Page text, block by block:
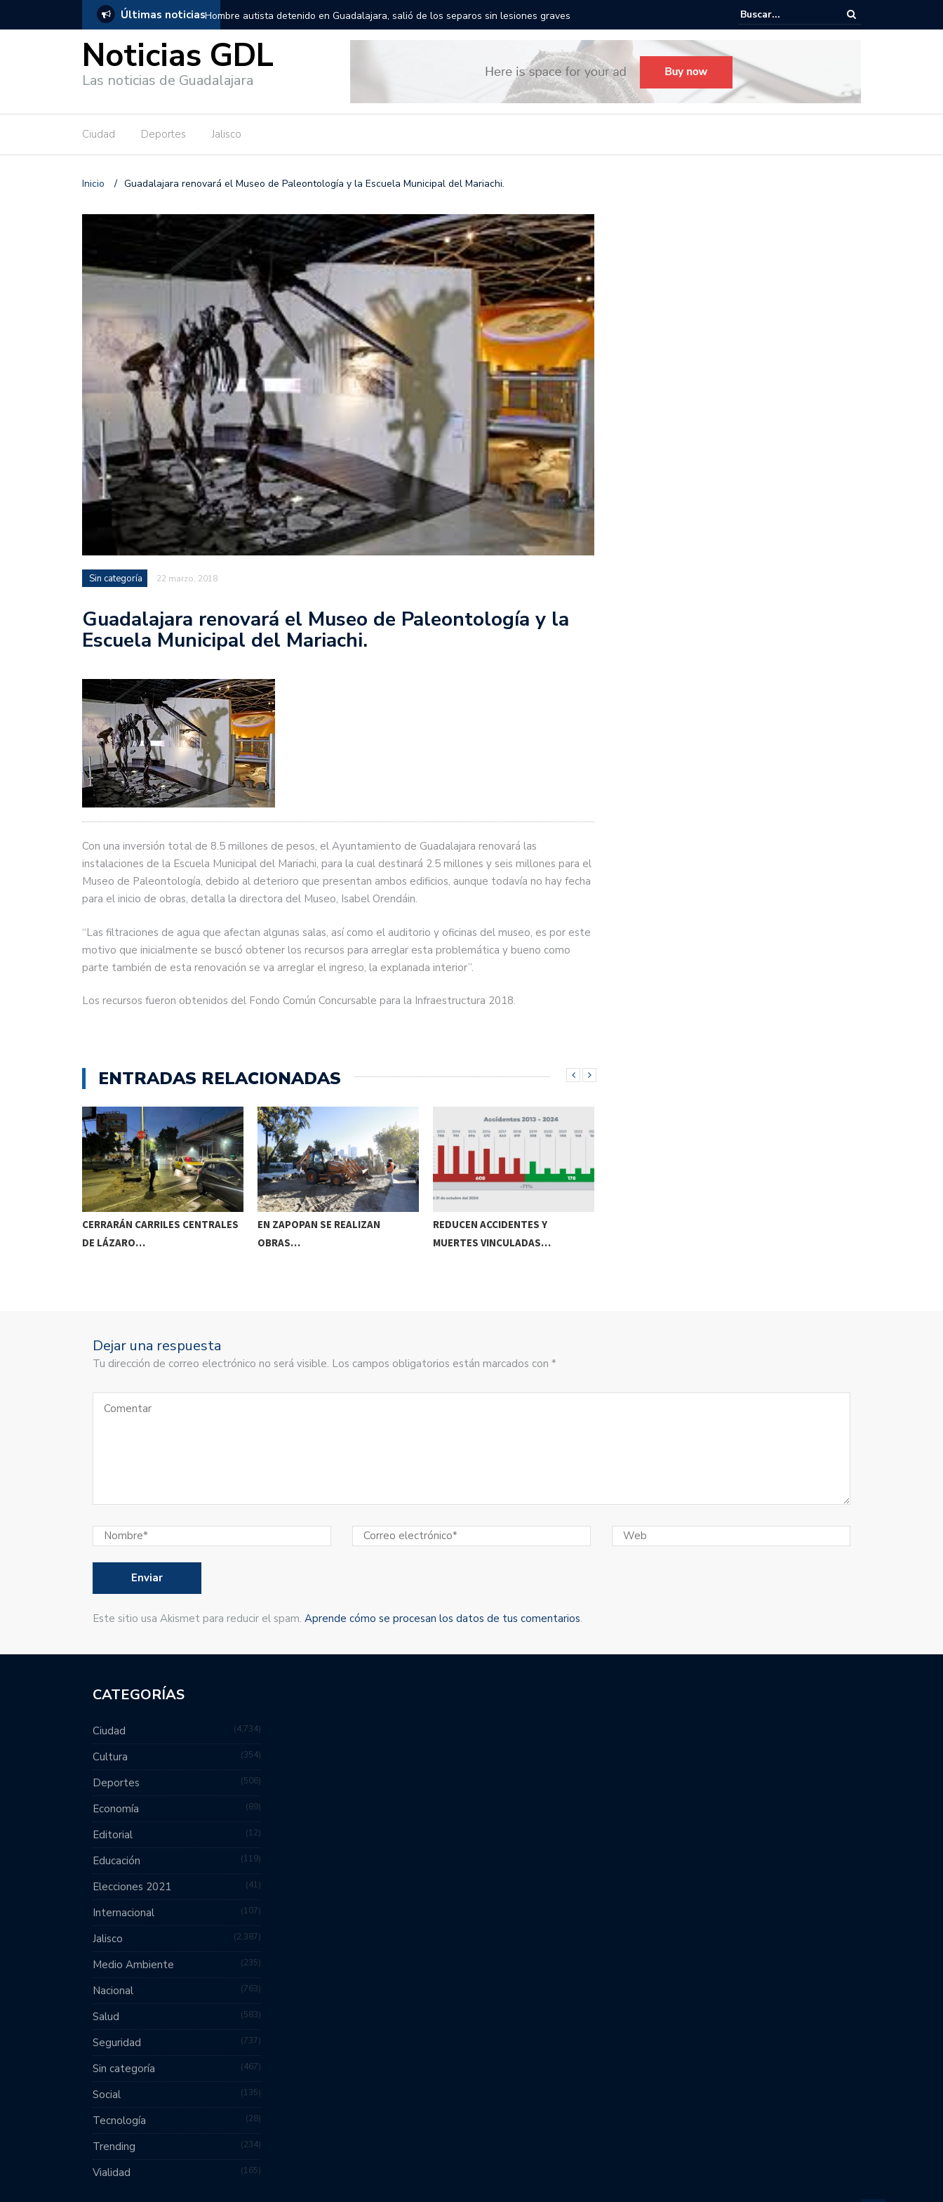
Últimas noticias
salió de los separos sin lesiones graves Títeres gigantes recorrerán las calles de Guadalajara: aparta la fecha Todo listo para el Festival Desfile Día de Muertos 2025 en Guadalajara
Noticias GDL
Las noticias de Guadalajara
Ciudad Deportes Jalisco
Inicio / Guadalajara renovará el Museo de Paleontología y la Escuela Municipal del Mariachi.
Sin categoría 22 marzo, 2018
Guadalajara renovará el Museo de Paleontología y la
Escuela Municipal del Mariachi.
Con una inversión total de 8.5 millones de pesos, el Ayuntamiento de Guadalajara renovará las
instalaciones de la Escuela Municipal del Mariachi, para la cual destinará 2.5 millones y seis millones para el
Museo de Paleontología, debido al deterioro que presentan ambos edificios, aunque todavía no hay fecha
para el inicio de obras, detalla la directora del Museo, Isabel Orendáin.
“Las filtraciones de agua que afectan algunas salas, así como el auditorio y oficinas del museo, es por este
motivo que inicialmente se buscó obtener los recursos para arreglar esta problemática y bueno como
parte también de esta renovación se va arreglar el ingreso, la explanada interior”.
Los recursos fueron obtenidos del Fondo Común Concursable para la Infraestructura 2018.
ENTRADAS RELACIONADAS
CERRARÁN CARRILES CENTRALES
DE LÁZARO…
EN ZAPOPAN SE REALIZAN
OBRAS…
REDUCEN ACCIDENTES Y
MUERTES VINCULADAS…
Dejar una respuesta
Tu dirección de correo electrónico no será visible. Los campos obligatorios están marcados con *
Este sitio usa Akismet para reducir el spam. Aprende cómo se procesan los datos de tus comentarios.
CATEGORÍAS
Ciudad 4,734
Cultura 354
Deportes 506
Economía 89
Editorial 12
Educación 119
Elecciones 2021 41
Internacional 107
Jalisco 2,387
Medio Ambiente 235
Nacional 763
Salud 583
Seguridad 737
Sin categoría 467
Social 135
Tecnología 28
Trending 234
Vialidad 165